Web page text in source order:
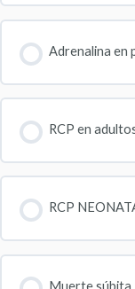
Adrenalina
RCP en
RCP
Muerte súbita